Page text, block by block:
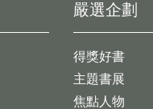
嚴選企劃
得獎好書
主題書展
焦點人物